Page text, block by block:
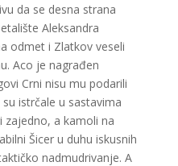
da se desna strana
Aleksandra
odmet i Zlatkov veseli
Aco je nagrađen
Crni nisu mu podarili
istrčale u sastavima
zajedno, a kamoli na
Šicer u duhu iskusnih
nadmudrivanje. A